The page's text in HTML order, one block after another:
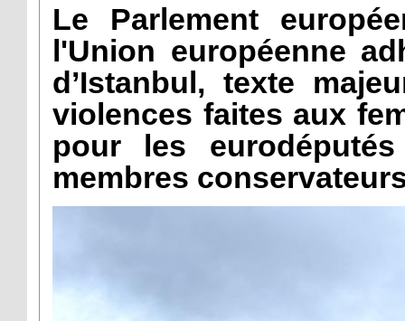
Le Parlement
l'Union européenne
d’Istanbul, texte
violences faites aux
pour les
membres